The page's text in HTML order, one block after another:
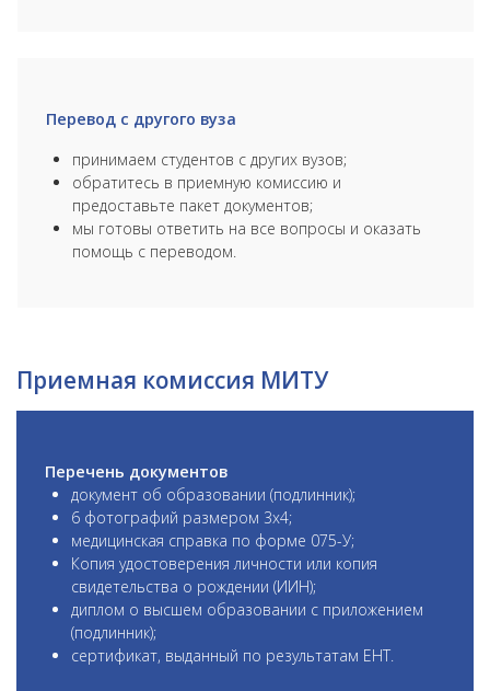
Перевод с другого вуза
принимаем студентов с других вузов;
обратитесь в приемную комиссию и
предоставьте пакет документов;
мы готовы ответить на все вопросы и оказать
помощь с переводом.
Приемная комиссия МИТУ
Перечень документов
документ об образовании (подлинник);
6 фотографий размером 3х4;
медицинская справка по форме 075-У;
Копия удостоверения личности или копия
свидетельства о рождении (ИИН);
диплом о высшем образовании с приложением
(подлинник);
сертификат, выданный по результатам ЕНТ.